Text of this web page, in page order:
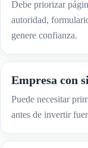
Debe priorizar
autoridad,
genere confianza.
Empresa con
Puede necesitar
antes de invertir